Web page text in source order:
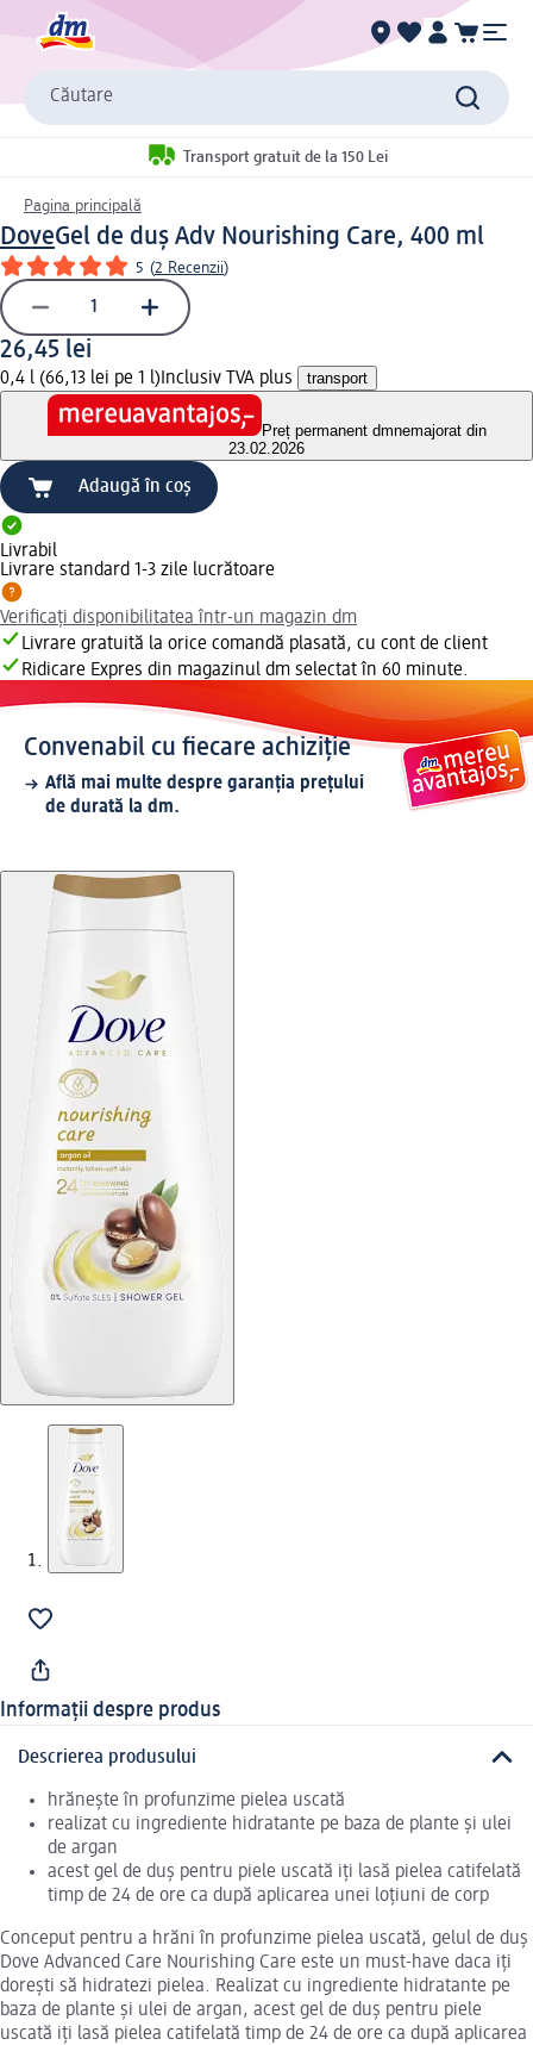
Căutare
Transport gratuit de la 150 Lei
Pagina principală
DoveGel de duș Adv Nourishing Care, 400 ml
5 (2 Recenzii)
26,45 lei
0,4 l (66,13 lei pe 1 l) Inclusiv TVA plus transport
Preț permanent dmnemajorat din
23.02.2026
Adaugă în coș
Livrabil
Livrare standard 1-3 zile lucrătoare
Verificați disponibilitatea într-un magazin dm
Livrare gratuită la orice comandă plasată, cu cont de client
Ridicare Expres din magazinul dm selectat în 60 minute.
Convenabil cu fiecare achiziție
Află mai multe despre garanția prețului
de durată la dm.
Informații despre produs
Descrierea produsului
hrănește în profunzime pielea uscată
realizat cu ingrediente hidratante pe baza de plante și ulei
de argan
acest gel de duș pentru piele uscată iți lasă pielea catifelată
timp de 24 de ore ca după aplicarea unei loțiuni de corp
Conceput pentru a hrăni în profunzime pielea uscată, gelul de duș
Dove Advanced Care Nourishing Care este un must-have daca iți
dorești să hidratezi pielea. Realizat cu ingrediente hidratante pe
baza de plante și ulei de argan, acest gel de duș pentru piele
uscată iți lasă pielea catifelată timp de 24 de ore ca după aplicarea